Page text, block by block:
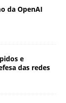
da OpenAI
e
das redes